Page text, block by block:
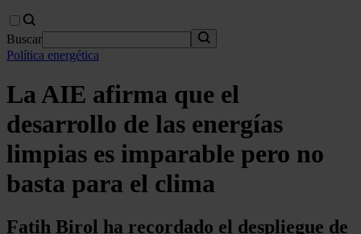
Buscar
Política energética
La AIE afirma que el
desarrollo de las energías
limpias es imparable pero no
basta para el clima
Fatih Birol ha recordado el despliegue de